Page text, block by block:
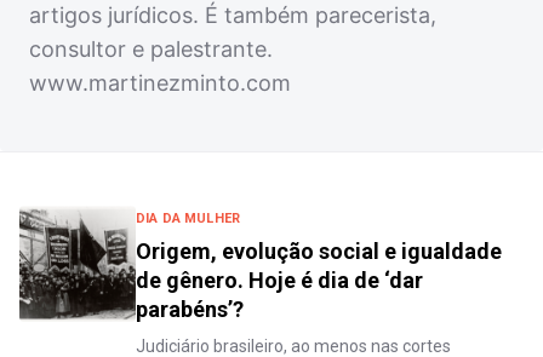
artigos jurídicos. É também parecerista,
consultor e palestrante.
www.martinezminto.com
DIA DA MULHER
Origem, evolução social e igualdade
de gênero. Hoje é dia de ‘dar
parabéns’?
Judiciário brasileiro, ao menos nas cortes